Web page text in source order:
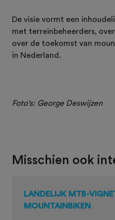
De visie vormt een
met terreinbeheerders,
over de toekomst van
in Nederland.
Foto's: George Deswijzen
Misschien ook
LANDELIJK MTB-
MOUNTAINBIKEN